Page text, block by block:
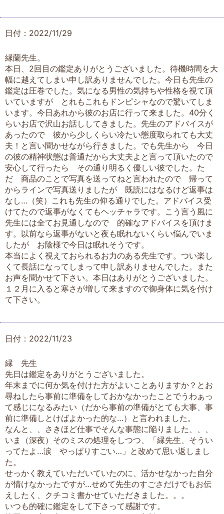
日付：2022/11/29
縁蘭先生。
本日、2回目の鑑定ありがとうございました。待機時間を大
幅に越えてしまい申し訳ありませんでした。今日も先生の
鑑定は圧巻でした。気になる男性の気持ちや性格を視て頂
いていますが とれもこれもドンピシャなので驚いてしま
います。今日あれから彼のお店に行って来ました。40分く
らいお店で沢山お話ししてきました。先生のアドバイスが
あったので 彼から少しくらい冷たい態度取られても大丈
夫！と言い聞かせながら行きました。でも先生から 今日
の彼の精神状態は普通だから大丈夫よと言って頂いたので
安心して行ったら その通り明るく優しい彼でした。た
だ 商品のことで写真を送ってねと言われたので 帰って
からラインで写真送りましたが 既読にはなるけど返事は
なし…（笑）これも先生の仰る通りでした。アドバイス受
けてたので返事がなくてもヘッチャラです。こう言う風に
先生には全てお見通しなので 的確なアドバイスを頂けま
す。以前なら返事がないと夜も眠れないくらい悩んでいま
したが お陰様で今日は眠れそうです。
本当によく視えておられるお力のある先生です。つい楽し
くて長話になってしまって申し訳ありませんでした。また
お声を聞かせて下さい。本日はありがとうございました。
１２月に入ると寒さが増して来ますので御身体に気を付け
て下さい。
日付：2022/11/23
縁 先生
先日は鑑定をありがとうございました。
年末までに何か気を付けた方がよいことありますか？とお
尋ねしたら事前に準備をしておかなかったことでうわぁっ
て感じになるみたい（だから事前の準備がとても大事、事
前に準備しとけばよかった的な…）と言われました。
なんと、、さきほど仕事でそんな事態に陥りました、、、
いま（深夜）そのミスの処理をしつつ、「縁先生、そうい
ってたよ…涙 やっぱりすごい…」と改めて思い返しまし
た。
せっかく教えていただいていたのに、活かせなかった自分
が情けなかったですが…せめて先生のすごさだけでもお伝
えしたく、クチコミ書かせていただきました。。。
いつも的確に鑑定をして下さって感謝です。